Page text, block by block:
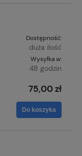
Dostępność:
duża ilość
Wysyłka w:
48 godzin
75,00 zł
Do koszyka